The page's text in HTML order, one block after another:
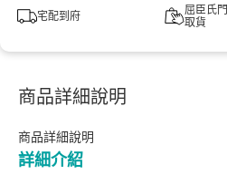
宅配到府
屈臣氏
取貨
商品詳細說明
商品詳細說明
詳細介紹